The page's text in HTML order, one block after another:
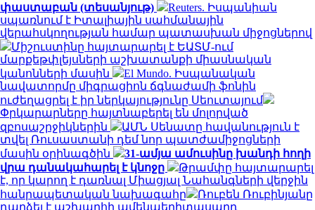
փաստաբան (տեսանյութ)
Reuters. Իսպանիան
սպառնում է Իտալիային սահմանային
վերահսկողության համար պատասխան միջոցներով
Միշուստինը հայտարարել է ԵԱՏՄ-ում
մարքեթփլեյսների աշխատանքի միասնական
կանոնների մասին
El Mundo. Իսպանական
նավատորմը միգրացիոն ճգնաժամի ֆոնին
ուժեղացրել է իր ներկայությունը Սեուտայում
Փրկարարները հայտնաբերել են մոլորված
զբոսաշրջիկներին
ԱՄՆ Սենատը հավանություն է
տվել Ռուսաստանի դեմ նոր պատժամիջոցների
մասին օրինագծին
31-ամյա ամուսինը խանդի հողի
վրա դանակահարել է կնոջը
Թրամփը հայտարարել
է, որ կարող է դառնալ Միացյալ Նահանգների վերջին
հանրապետական ​​նախագահը
Ռուբեն Ռուբինյանը
դարձել է աշխարհի ամենաերիտասարդ